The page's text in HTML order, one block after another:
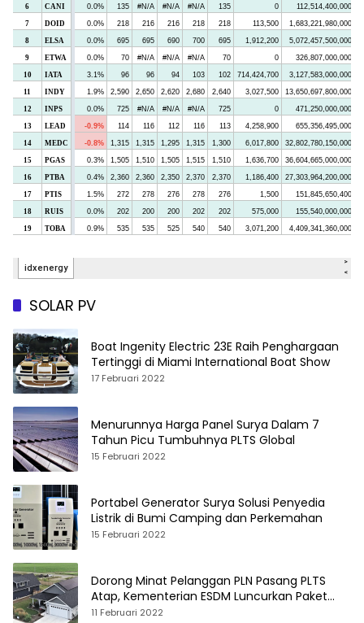
SOLAR PV
Boat Ingenity Electric 23E Raih Penghargaan
Tertinggi di Miami International Boat Show
17 Februari 2022
Menurunnya Harga Panel Surya Dalam 7
Tahun Picu Tumbuhnya PLTS Global
15 Februari 2022
Portabel Generator Surya Solusi Penyedia
Listrik di Bumi Camping dan Perkemahan
15 Februari 2022
Dorong Minat Pelanggan PLN Pasang PLTS
Atap, Kementerian ESDM Luncurkan Paket
Hibah SEF
11 Februari 2022